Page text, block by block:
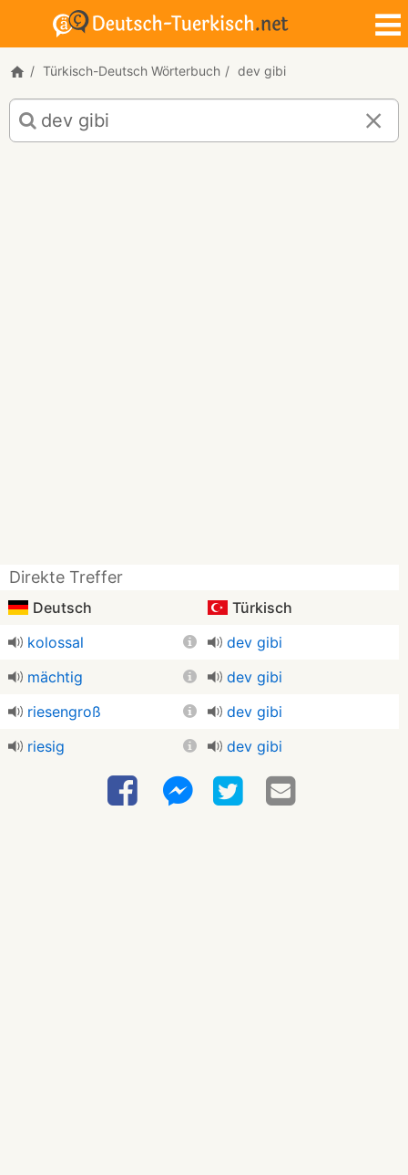
Türkisch-Deutsch Wörterbuch dev gibi
Türkisch-
Deutsch
Übersetzung
Direkte Treffer
Deutsch
Türkisch
kolossal
dev gibi
mächtig
dev gibi
riesengroß
dev gibi
riesig
dev gibi